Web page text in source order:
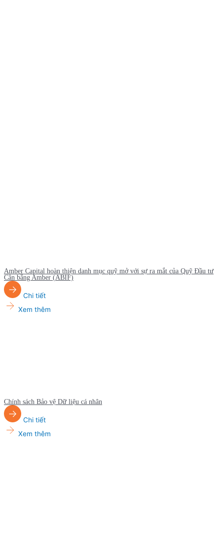
Amber Capital hoàn thiện danh mục quỹ mở với sự ra mắt của Quỹ Đầu tư
Cân bằng Amber (ABIF)
Chi tiết
Xem thêm
Chính sách Bảo vệ Dữ liệu cá nhân
Chi tiết
Xem thêm